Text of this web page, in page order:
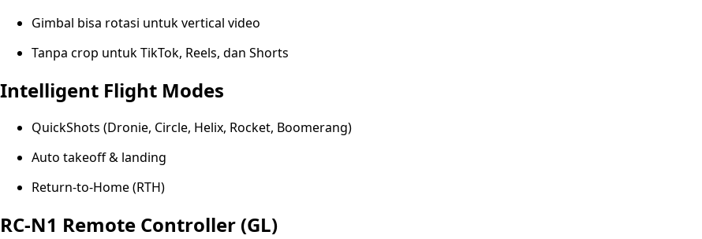
Gimbal bisa rotasi untuk vertical video
Tanpa crop untuk TikTok, Reels, dan Shorts
Intelligent Flight Modes
QuickShots (Dronie, Circle, Helix, Rocket, Boomerang)
Auto takeoff & landing
Return-to-Home (RTH)
RC-N1 Remote Controller (GL)